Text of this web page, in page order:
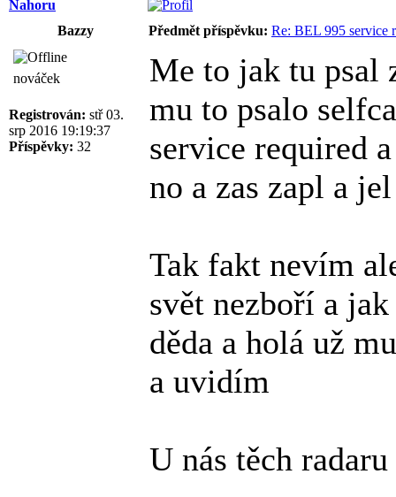
Nahoru
Bazzy
Předmět příspěvku: Re: BEL 995 service
nováček
Registrován: stř 03.
srp 2016 19:19:37
Příspěvky: 32
Me to jak tu psal
mu to psalo
service required
no a zas zapl a
Tak fakt nevím
svět nezboří a
děda a holá už
a uvidím
U nás těch